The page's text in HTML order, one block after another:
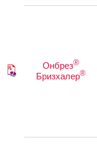
Онбрез®
Бризхалер®